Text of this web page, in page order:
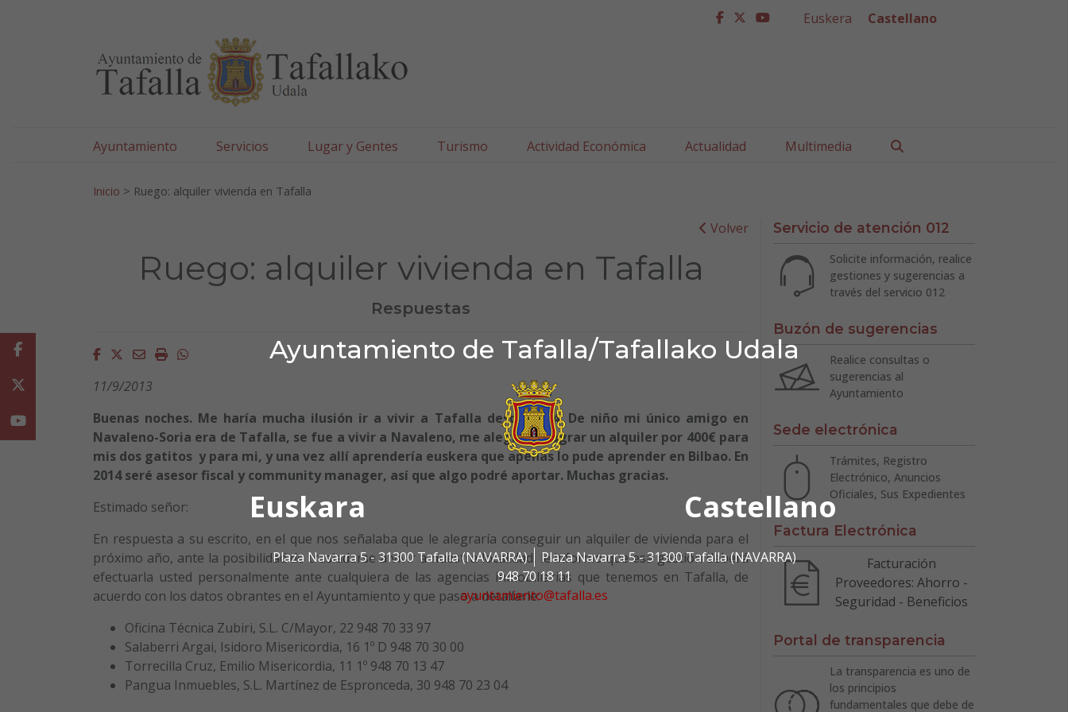
Ayuntamiento de Tafalla/Tafallako Udala
Euskara Castellano
Plaza Navarra 5 - 31300 Tafalla (NAVARRA)
Plaza Navarra 5 - 31300 Tafalla (NAVARRA)
948 70 18 11
ayuntamiento@tafalla.es
facebook
twitter
youtube
Euskera Castellano
Ayuntamiento Servicios Lugar y Gentes Turismo Actividad Económica Actualidad Multimedia
Inicio > Ruego: alquiler vivienda en Tafalla
Volver
Ruego: alquiler vivienda en Tafalla
Respuestas
Facebook
Twitter
EmailImprimirWhatsapp
11/9/2013
Buenas noches. Me haría mucha ilusión ir a vivir a Tafalla desde 2014. De niño mi único amigo en
Navaleno-Soria era de Tafalla, se fue a vivir a Navaleno, me alegraría lograr un alquiler por 400€ para
mis dos gatitos y para mi, y una vez allí aprendería euskera que apenas lo pude aprender en Bilbao. En
2014 seré asesor fiscal y community manager, así que algo podré aportar. Muchas gracias.
Estimado señor:
En respuesta a su escrito, en el que nos señalaba que le alegraría conseguir un alquiler de vivienda para el
próximo año, ante la posibilidad de trasladarse a vivir a nuestra localidad, le informo que esa gestión deberá
efectuarla usted personalmente ante cualquiera de las agencias inmobiliarias que tenemos en Tafalla, de
acuerdo con los datos obrantes en el Ayuntamiento y que paso a detallarle:
Oficina Técnica Zubiri, S.L. C/Mayor, 22 948 70 33 97
Salaberri Argai, Isidoro Misericordia, 16 1º D 948 70 30 00
Torrecilla Cruz, Emilio Misericordia, 11 1º 948 70 13 47
Pangua Inmuebles, S.L. Martínez de Espronceda, 30 948 70 23 04
Servicio de atención 012
Solicite información, realice
gestiones y sugerencias a
través del servicio 012
Buzón de sugerencias
Realice consultas o
sugerencias al
Ayuntamiento
Sede electrónica
Trámites, Registro
Electrónico, Anuncios
Oficiales, Sus Expedientes
Factura Electrónica
Facturación
Proveedores: Ahorro -
Seguridad - Beneficios
Portal de transparencia
La transparencia es uno de
los principios
fundamentales que debe de
Facebook
Youtube